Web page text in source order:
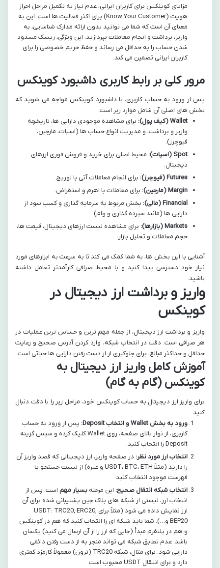
مزایای کوینکس برای کاربران ایرانی، عدم نیاز به تکمیل مراحل احراز
هویت (Know Your Customer) برای اکثر فعالیت ها است. این به
معنای آن است که شما می توانید بدون ارائه مدارک شناسایی، به
واریز، برداشت و انجام معاملات بپردازید. این ویژگی، ریسک مسدود
شدن حساب را به حداقل می رساند و حفظ حریم خصوصی را برای
کاربران ایرانی تضمین می کند.
مرور کلی بر رابط کاربری داشبورد کوینکس
پس از ورود به حساب کاربری، با داشبورد کوینکس مواجه می شوید که
بخش های اصلی آن شامل موارد زیر است:
Wallet (کیف پول):
برای مشاهده موجودی دارایی ها، تاریخچه
واریز و برداشت، و مدیریت انواع حساب ها (اسپات، مارجین،
فیوچرز).
Spot (اسپات):
محیط اصلی برای خرید و فروش فوری ارزهای
دیجیتال.
Futures (فیوچرز):
برای انجام معاملات آتی با لوریج.
Margin (مارجین):
برای معاملات با اهرم و استقراض.
Financial (مالی):
بخش مربوط به سرمایه گذاری و کسب سود از
دارایی ها (مانند سپرده گذاری و وام).
Markets (بازارها):
برای مشاهده لیست ارزهای دیجیتال، قیمت ها،
حجم معاملات و تحلیل بازار.
آشنایی با این بخش ها، به شما کمک می کند تا به سرعت به ابزارهای مورد
نیاز خود دسترسی پیدا کنید و با محیط صرافی کارآمدتر تعامل داشته
باشید.
واریز و برداشت ارز دیجیتال در
کوینکس
واریز و برداشت ارز دیجیتال، از جمله مهم ترین و حساس ترین عملیات در
هر صرافی است. دقت در انتخاب شبکه، وارد کردن آدرس صحیح و رعایت
حداقل و حداکثر مبالغ، برای جلوگیری از از دست رفتن دارایی ها حیاتی است.
آموزش کامل واریز ارز دیجیتال به
کوینکس (گام به گام)
برای واریز ارز دیجیتال به حساب کوینکس خود، مراحل زیر را با دقت دنبال
کنید:
ورود به بخش Wallet و انتخاب Deposit:
پس از ورود به حساب
کاربری، از نوار بالای صفحه، روی Wallet کلیک کرده و سپس گزینه
Deposit را انتخاب کنید.
انتخاب ارز مورد نظر: در صفحه واریز، ارز دیجیتالی که قصد واریز آن
را دارید (مثلاً USDT، BTC، ETH و غیره) از لیست جستجو یا
فهرست موجود انتخاب کنید.
انتخاب شبکه انتقال صحیح: این مرحله بسیار مهم است. پس از
انتخاب ارز، لیستی از شبکه های بلاک چین پشتیبانی شده برای آن
ارز نمایش داده می شود (مثلاً برای USDT: TRC20, ERC20,
BEP20 و…). شما باید شبکه ای را انتخاب کنید که هم در کوینکس
و هم در پلتفرم مبدأ (جایی که ارز را از آن ارسال می کنید) یکسان
باشد. عدم تطابق شبکه می تواند منجر به از دست رفتن دائمی
دارایی شود. برای مثال، شبکه TRC20 (ترون) معمولاً کارمزد کمتری
دارد و برای انتقال USDT محبوب است.